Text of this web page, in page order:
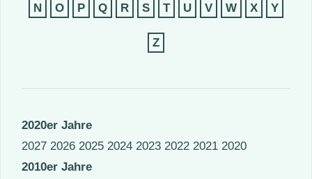
N O P Q R S T U V W X Y
Z
2020er Jahre
2027 2026 2025 2024 2023 2022 2021 2020
2010er Jahre